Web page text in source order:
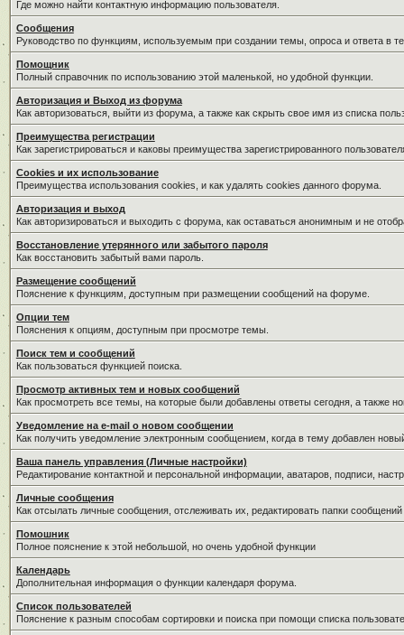
Где можно найти контактную информацию пользователя.
Сообщения
Руководство по функциям, используемым при создании темы, опроса и ответа в
Помощник
Полный справочник по использованию этой маленькой, но удобной функции.
Авторизация и Выход из форума
Как авторизоваться, выйти из форума, а также как скрыть свое имя из списка
Преимущества регистрации
Как зарегистрироваться и каковы преимущества зарегистрированного
Cookies и их использование
Преимущества использования cookies, и как удалять cookies данного форума.
Авторизация и выход
Как авторизироваться и выходить с форума, как оставаться анонимным и не
Восстановление утерянного или забытого пароля
Как восстановить забытый вами пароль.
Размещение сообщений
Пояснение к функциям, доступным при размещении сообщений на форуме.
Опции тем
Пояснения к опциям, доступным при просмотре темы.
Поиск тем и сообщений
Как пользоваться функцией поиска.
Просмотр активных тем и новых сообщений
Как просмотреть все темы, на которые были добавлены ответы сегодня, а также
Уведомление на е-mail о новом сообщении
Как получить уведомление электронным сообщением, когда в тему добавлен
Ваша панель управления (Личные настройки)
Редактирование контактной и персональной информации, аватаров, подписи,
Личные сообщения
Как отсылать личные сообщения, отслеживать их, редактировать папки
Помошник
Полное пояснение к этой небольшой, но очень удобной функции
Календарь
Дополнительная информация о функции календаря форума.
Список пользователей
Пояснение к разным способам сортировки и поиска при помощи списка